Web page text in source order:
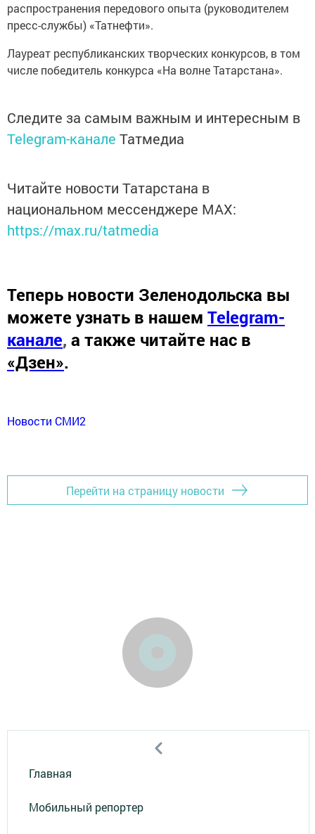
распространения передового опыта (руководителем
пресс-службы) «Татнефти».
Лауреат республиканских творческих конкурсов, в том
числе победитель конкурса «На волне Татарстана».
Следите за самым важным и интересным в
Telegram-канале Татмедиа
Читайте новости Татарстана в
национальном мессенджере MАХ:
https://max.ru/tatmedia
Теперь новости Зеленодольска вы
можете узнать в нашем Telegram-
канале, а также читайте нас в
«Дзен».
Новости СМИ2
Перейти на страницу новости
Главная
Мобильный репортер